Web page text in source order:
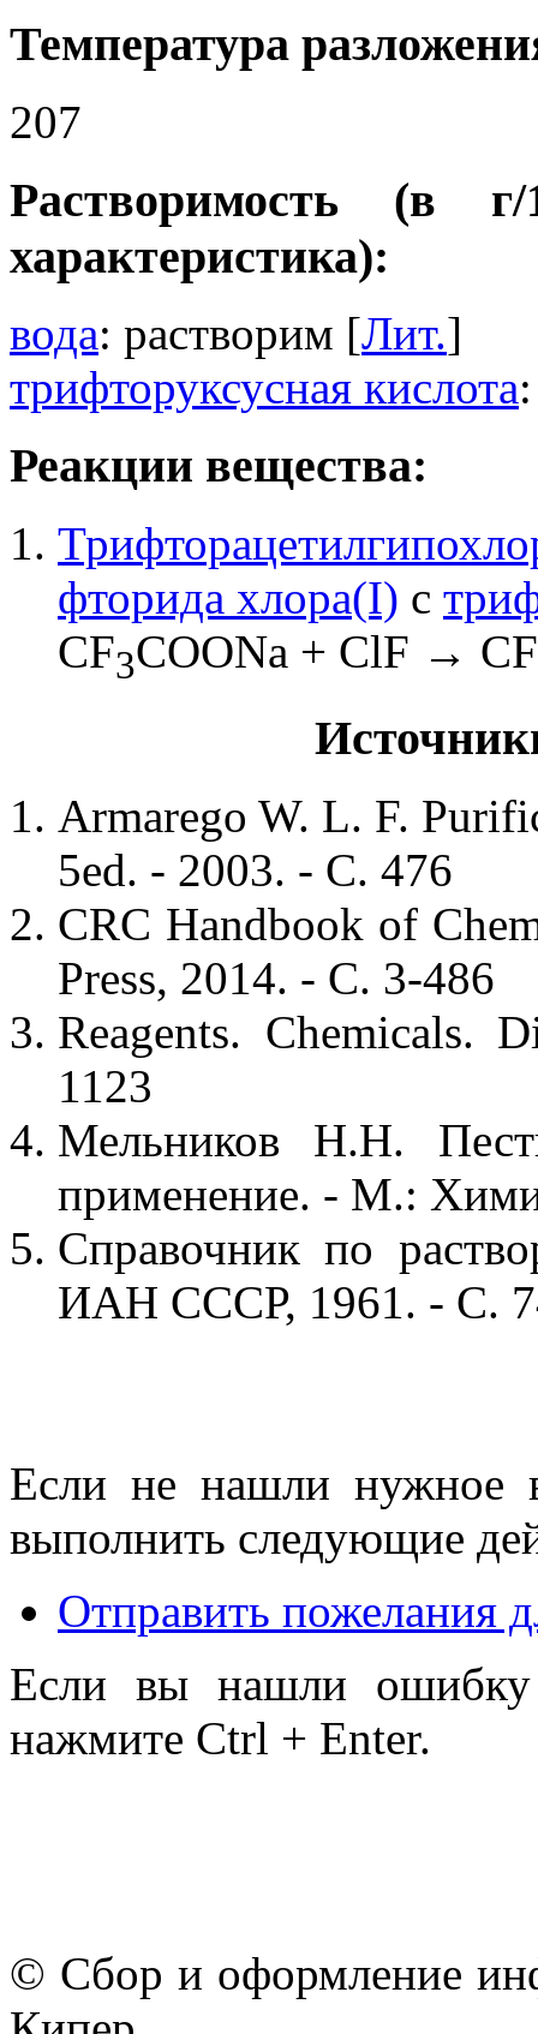
Температура
207
Растворимость (в
характеристика):
вода: растворим [Лит.]
трифторуксусная кислота
Реакции вещества:
фторида хлора(I) с
CF3COONa + ClF → CF
Armarego W. L. F.
5ed. - 2003. - С. 476
CRC Handbook of
Press, 2014. - С. 3-486
Reagents. Chemicals.
1123
Мельников Н.Н.
применение. - М.:
Справочник по
ИАН СССР, 1961. - С.
Если не нашли нужное
выполнить следующие
Отправить пожелания
Если вы нашли ошибку
нажмите Ctrl + Enter.
© Сбор и оформление